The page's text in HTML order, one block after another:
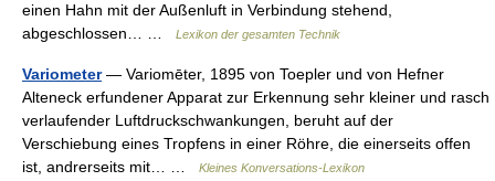
einen Hahn mit der Außenluft in Verbindung stehend,
abgeschlossen… …
Lexikon der gesamten Technik
Variometer— Variomēter, 1895 von Toepler und von Hefner
Alteneck erfundener Apparat zur Erkennung sehr kleiner und rasch
verlaufender Luftdruckschwankungen, beruht auf der
Verschiebung eines Tropfens in einer Röhre, die einerseits offen
ist, andrerseits mit… …
Kleines Konversations-Lexikon